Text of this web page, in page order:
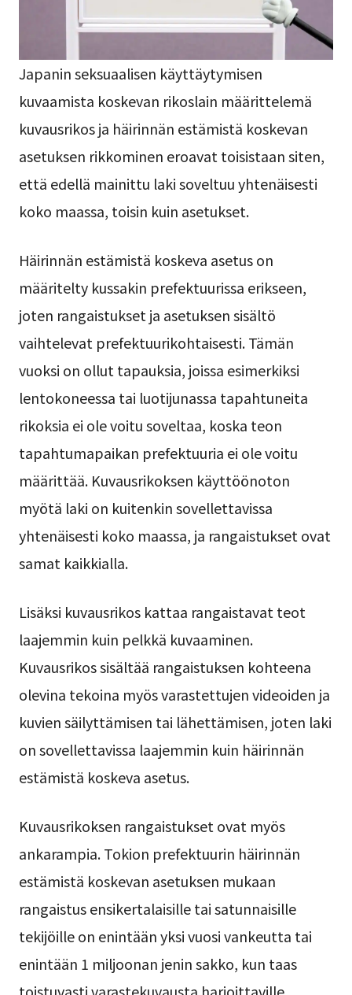
Japanin seksuaalisen käyttäytymisen
kuvaamista koskevan rikoslain määrittelemä
kuvausrikos ja häirinnän estämistä koskevan
asetuksen rikkominen eroavat toisistaan siten,
että edellä mainittu laki soveltuu yhtenäisesti
koko maassa, toisin kuin asetukset.
Häirinnän estämistä koskeva asetus on
määritelty kussakin prefektuurissa erikseen,
joten rangaistukset ja asetuksen sisältö
vaihtelevat prefektuurikohtaisesti. Tämän
vuoksi on ollut tapauksia, joissa esimerkiksi
lentokoneessa tai luotijunassa tapahtuneita
rikoksia ei ole voitu soveltaa, koska teon
tapahtumapaikan prefektuuria ei ole voitu
määrittää. Kuvausrikoksen käyttöönoton
myötä laki on kuitenkin sovellettavissa
yhtenäisesti koko maassa, ja rangaistukset ovat
samat kaikkialla.
Lisäksi kuvausrikos kattaa rangaistavat teot
laajemmin kuin pelkkä kuvaaminen.
Kuvausrikos sisältää rangaistuksen kohteena
olevina tekoina myös varastettujen videoiden ja
kuvien säilyttämisen tai lähettämisen, joten laki
on sovellettavissa laajemmin kuin häirinnän
estämistä koskeva asetus.
Kuvausrikoksen rangaistukset ovat myös
ankarampia. Tokion prefektuurin häirinnän
estämistä koskevan asetuksen mukaan
rangaistus ensikertalaisille tai satunnaisille
tekijöille on enintään yksi vuosi vankeutta tai
enintään 1 miljoonan jenin sakko, kun taas